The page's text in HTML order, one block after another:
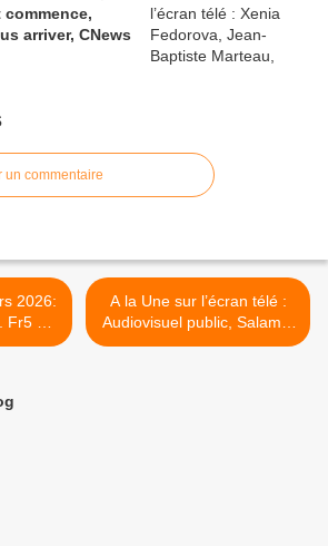
arriver, CNews
un commentaire
en
de
A la Une sur l’écran télé :
Audiovisuel public, Salamé,
Hanouna, Courbet, Human